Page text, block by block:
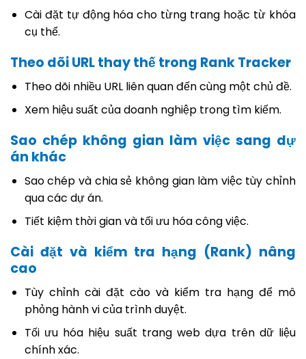
Cài đặt tự động hóa cho từng trang hoặc từ khóa
cụ thể.
Theo dõi URL thay thế trong Rank Tracker
Theo dõi nhiều URL liên quan đến cùng một chủ đề.
Xem hiệu suất của doanh nghiệp trong tìm kiếm.
Sao chép không gian làm việc sang dự
án khác
Sao chép và chia sẻ không gian làm việc tùy chỉnh
qua các dự án.
Tiết kiệm thời gian và tối ưu hóa công việc.
Cài đặt và kiểm tra hạng (Rank) nâng
cao
Tùy chỉnh cài đặt cào và kiểm tra hạng để mô
phỏng hành vi của trình duyệt.
Tối ưu hóa hiệu suất trang web dựa trên dữ liệu
chính xác.